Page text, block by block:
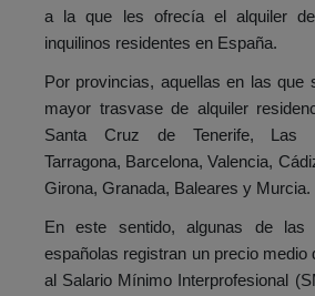
a la que les ofrecía el alquiler
inquilinos residentes en España.
Por provincias, aquellas en las que
mayor trasvase de alquiler
Santa Cruz de Tenerife, Las
Tarragona, Barcelona, Valencia,
Girona, Granada, Baleares y Murcia.
En este sentido, algunas de las
españolas registran un precio medio
al Salario Mínimo Interprofesional